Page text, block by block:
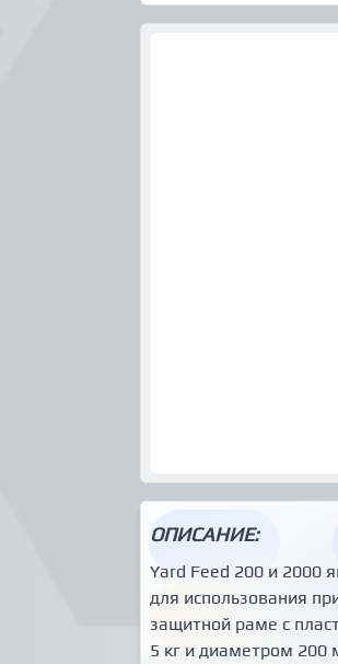
ОПИСАНИЕ:
Yard Feed 200 и 2000
для использования
защитной раме с
5 кг и диаметром 200